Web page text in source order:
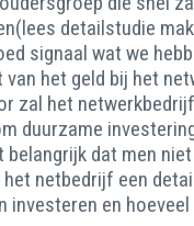
detailstudie
signaal wat we
het geld bij het
zal het
duurzame
belangrijk dat men
netbedrijf een
investeren en